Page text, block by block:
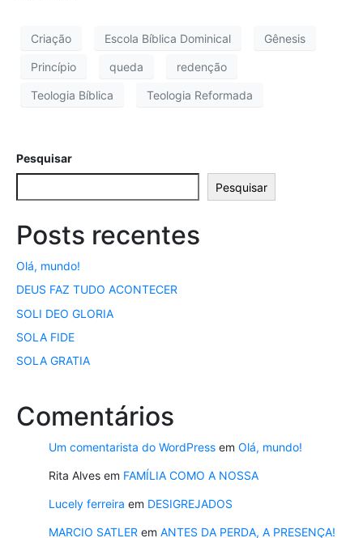
Criação Escola Bíblica Dominical Gênesis
Princípio queda redenção
Teologia Bíblica Teologia Reformada
Pesquisar
Pesquisar
Posts recentes
Olá, mundo!
DEUS FAZ TUDO ACONTECER
SOLI DEO GLORIA
SOLA FIDE
SOLA GRATIA
Comentários
Um comentarista do WordPress em Olá, mundo!
Rita Alves em FAMÍLIA COMO A NOSSA
Lucely ferreira em DESIGREJADOS
MARCIO SATLER em ANTES DA PERDA, A PRESENÇA!